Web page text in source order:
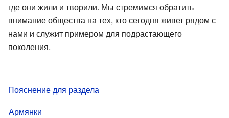
где они жили и творили. Мы стремимся обратить
внимание общества на тех, кто сегодня живет рядом с
нами и служит примером для подрастающего
поколения.
Пояснение для раздела
Армянки